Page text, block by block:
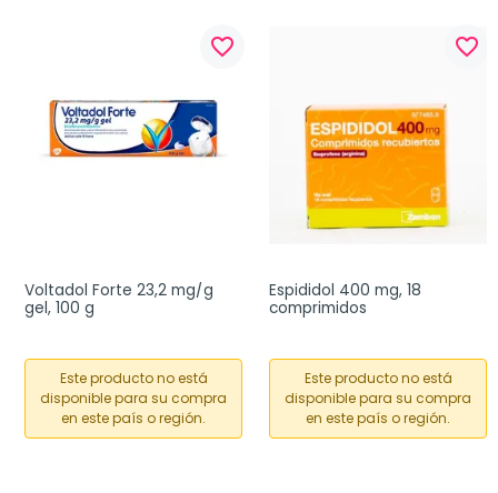
favorite_border
Voltadol Forte 23,2 mg/g
gel, 100 g
Este producto no está
disponible para su compra
en este país o región.
favorite_border
Espididol 400 mg, 18
comprimidos
Este producto no está
disponible para su compra
en este país o región.